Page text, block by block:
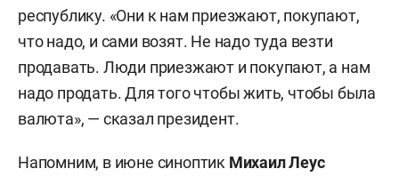
республику. «Они к нам приезжают, покупают,
что надо, и сами возят. Не надо туда везти
продавать. Люди приезжают и покупают, а нам
надо продать. Для того чтобы жить, чтобы была
валюта», — сказал президент.
Напомним, в июне синоптик Михаил Леус